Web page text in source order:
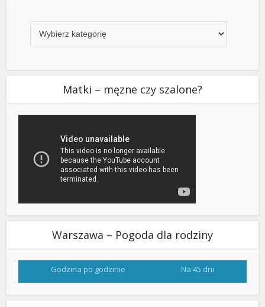
Matki – męzne czy szalone?
Warszawa – Pogoda dla rodziny
Godzina po godzinie Na 45 dni